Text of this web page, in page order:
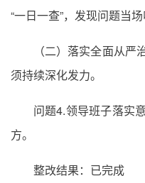
“一日一查”，发现问题当场
（二）落实全面从
须持续深化发力。
问题4.领导班子落实
方。
整改结果：已完成